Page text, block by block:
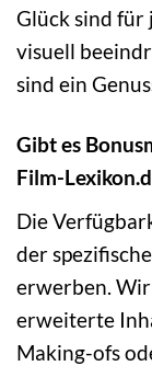
Glück sind für
visuell
sind ein
Gibt es
Film-
Die
der
erwerben.
erweiterte
Making-ofs